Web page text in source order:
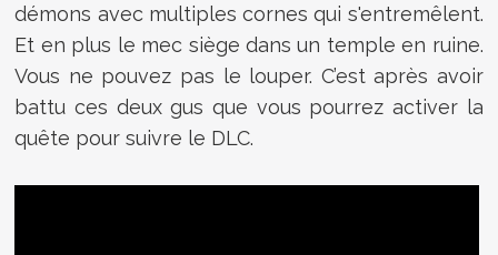
démons avec multiples cornes qui s'entremêlent.
Et en plus le mec siège dans un temple en ruine.
Vous ne pouvez pas le louper. C’est après avoir
battu ces deux gus que vous pourrez activer la
quête pour suivre le DLC.